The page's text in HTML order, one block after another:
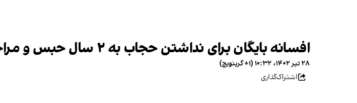
افسانه بایگان برای نداشتن حجاب به ۲ سال حبس و مراجعه به روانشناس محکوم شد
۲۸ تیر ۱۴۰۲، ۱۰:۳۲ (‎+۱ گرینویچ)
اشتراک‌گذاری